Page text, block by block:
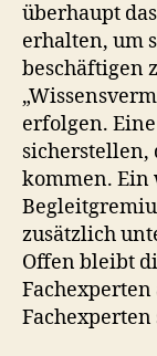
überhaupt
erhalten, um
beschäftigen
erfolgen.
sicherstellen,
kommen. Ein
zusätzlich
Offen bleibt
Fachexperten